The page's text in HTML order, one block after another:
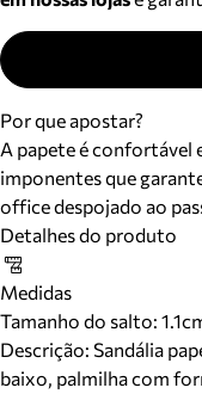
Por que apostar?
A papete é confortável
imponentes que
office despojado ao
Detalhes do produto
Medidas
Tamanho do salto:
Descrição: Sandália
baixo, palmilha com